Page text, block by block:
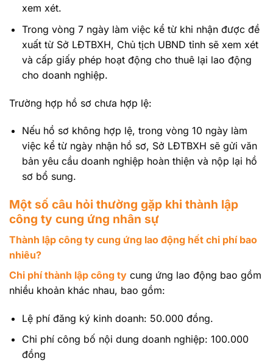
xem xét.
Trong vòng 7 ngày làm việc kể từ khi nhận được đề
xuất từ Sở LĐTBXH, Chủ tịch UBND tỉnh sẽ xem xét
và cấp giấy phép hoạt động cho thuê lại lao động
cho doanh nghiệp.
Trường hợp hồ sơ chưa hợp lệ:
Nếu hồ sơ không hợp lệ, trong vòng 10 ngày làm
việc kể từ ngày nhận hồ sơ, Sở LĐTBXH sẽ gửi văn
bản yêu cầu doanh nghiệp hoàn thiện và nộp lại hồ
sơ bổ sung.
Một số câu hỏi thường gặp khi thành lập
công ty cung ứng nhân sự
Thành lập công ty cung ứng lao động hết chi phí bao
nhiêu?
Chi phí thành lập công ty cung ứng lao động bao gồm
nhiều khoản khác nhau, bao gồm:
Lệ phí đăng ký kinh doanh: 50.000 đồng.
Chi phí công bố nội dung doanh nghiệp: 100.000
đồng